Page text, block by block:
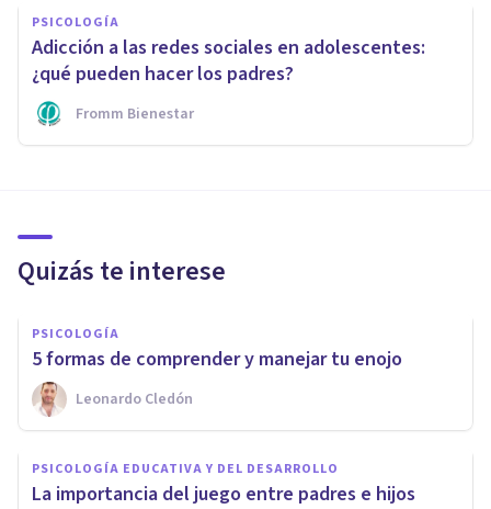
PSICOLOGÍA
Adicción a las redes sociales en adolescentes:
¿qué pueden hacer los padres?
Fromm Bienestar
Quizás te interese
PSICOLOGÍA
5 formas de comprender y manejar tu enojo
Leonardo Cledón
PSICOLOGÍA EDUCATIVA Y DEL DESARROLLO
La importancia del juego entre padres e hijos